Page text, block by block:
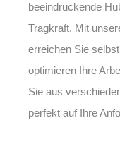
beeindruckende
Tragkraft. Mit
erreichen Sie
optimieren Ihre
Sie aus
perfekt auf Ihre